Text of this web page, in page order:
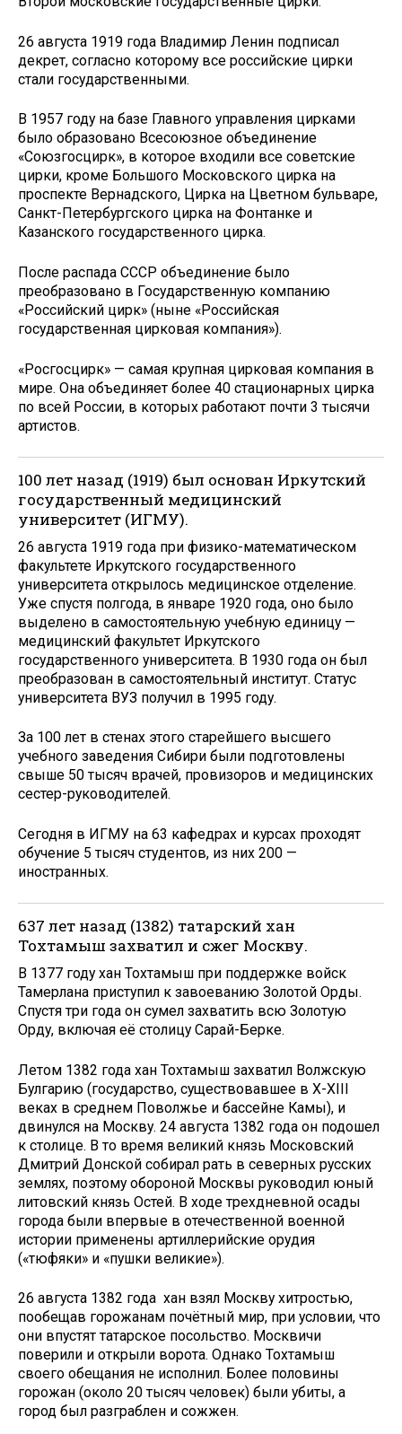
26 августа 1919 года Владимир Ленин подписал
декрет, согласно которому все российские цирки
стали государственными.
В 1957 году на базе Главного управления цирками
было образовано Всесоюзное объединение
«Союзгосцирк», в которое входили все советские
цирки, кроме Большого Московского цирка на
проспекте Вернадского, Цирка на Цветном бульваре,
Санкт-Петербургского цирка на Фонтанке и
Казанского государственного цирка.
После распада СССР объединение было
преобразовано в Государственную компанию
«Российский цирк» (ныне «Российская
государственная цирковая компания»).
«Росгосцирк» — самая крупная цирковая компания в
мире. Она объединяет более 40 стационарных цирка
по всей России, в которых работают почти 3 тысячи
артистов.
100 лет назад (1919) был основан Иркутский
государственный медицинский
университет (ИГМУ).
26 августа 1919 года при физико-математическом
факультете Иркутского государственного
университета открылось медицинское отделение.
Уже спустя полгода, в январе 1920 года, оно было
выделено в самостоятельную учебную единицу —
медицинский факультет Иркутского
государственного университета. В 1930 года он был
преобразован в самостоятельный институт. Статус
университета ВУЗ получил в 1995 году.
За 100 лет в стенах этого старейшего высшего
учебного заведения Сибири были подготовлены
свыше 50 тысяч врачей, провизоров и медицинских
сестер-руководителей.
Сегодня в ИГМУ на 63 кафедрах и курсах проходят
обучение 5 тысяч студентов, из них 200 —
иностранных.
637 лет назад (1382) татарский хан
Тохтамыш захватил и сжег Москву.
В 1377 году хан Тохтамыш при поддержке войск
Тамерлана приступил к завоеванию Золотой Орды.
Спустя три года он сумел захватить всю Золотую
Орду, включая её столицу Сарай-Берке.
Летом 1382 года хан Тохтамыш захватил Волжскую
Булгарию (государство, существовавшее в X-XIII
веках в среднем Поволжье и бассейне Камы), и
двинулся на Москву. 24 августа 1382 года он подошел
к столице. В то время великий князь Московский
Дмитрий Донской собирал рать в северных русских
землях, поэтому обороной Москвы руководил юный
литовский князь Остей. В ходе трехдневной осады
города были впервые в отечественной военной
истории применены артиллерийские орудия
(«тюфяки» и «пушки великие»).
26 августа 1382 года хан взял Москву хитростью,
пообещав горожанам почётный мир, при условии, что
они впустят татарское посольство. Москвичи
поверили и открыли ворота. Однако Тохтамыш
своего обещания не исполнил. Более половины
горожан (около 20 тысяч человек) были убиты, а
город был разграблен и сожжен.